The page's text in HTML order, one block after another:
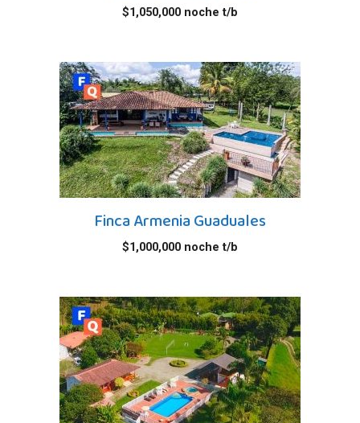
$1,050,000 noche t/b
Finca Armenia Guaduales
$1,000,000 noche t/b